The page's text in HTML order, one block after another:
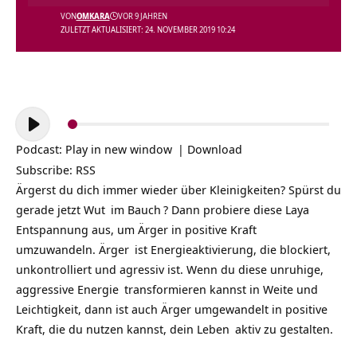
ZULETZT AKTUALISIERT: 24. NOVEMBER 2019 10:24
VONOMKARA VOR 9 JAHREN
Audio-
Player
Podcast: Play in new window | Download
Subscribe: RSS
Ärgerst du dich immer wieder über Kleinigkeiten? Spürst du
gerade jetzt Wut im Bauch ? Dann probiere diese Laya
Entspannung aus, um Ärger in positive Kraft
umzuwandeln. Ärger ist Energieaktivierung, die blockiert,
unkontrolliert und agressiv ist. Wenn du diese unruhige,
aggressive Energie transformieren kannst in Weite und
Leichtigkeit, dann ist auch Ärger umgewandelt in positive
Kraft, die du nutzen kannst, dein Leben aktiv zu gestalten.